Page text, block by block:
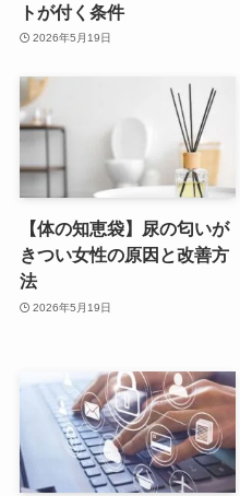
トが付く条件
2026年5月19日
【体の知恵袋】尿の匂いが
きつい女性の原因と改善方
法
2026年5月19日